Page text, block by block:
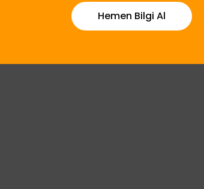
Hemen Bilgi Al